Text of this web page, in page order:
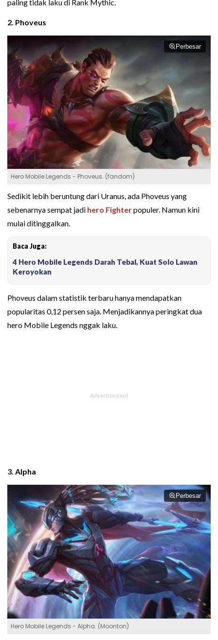
paling tidak laku di Rank Mythic.
2. Phoveus
Perbesar
Hero Mobile Legends - Phoveus. (fandom)
Sedikit lebih beruntung dari Uranus, ada Phoveus yang
sebenarnya sempat jadi hero Fighterpopuler. Namun kini
mulai ditinggalkan.
Baca Juga:
4 Hero Mobile Legends Darah Tebal, Kuat Solo Lawan
Keroyokan
Phoveus dalam statistik terbaru hanya mendapatkan
popularitas 0,12 persen saja. Menjadikannya peringkat dua
hero Mobile Legends nggak laku.
3. Alpha
Perbesar
Hero Mobile Legends - Alpha. (Moonton)